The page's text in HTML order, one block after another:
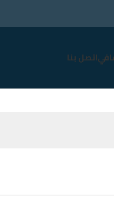
اتصل بنا